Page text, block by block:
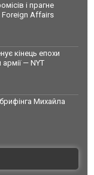
і прагне
Foreign Affairs
кінець епохи
армії — NYT
Михайла